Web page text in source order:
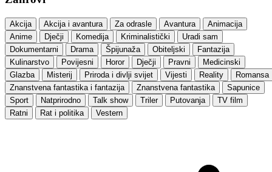
Akcija Akcija i avantura Za odrasle Avantura
Animacija
Anime
Dječji Komedija Kriminalistički
Uradi sam
Dokumentarni
Drama Špijunaža Obiteljski
Fantazija
Kulinarstvo
Povijesni Horor Dječji Pravni
Medicinski
Glazba
Misterij Priroda i divlji svijet Vijesti Reality
Romansa
Znanstvena fantastika i fantazija
Znanstvena fantastika
Sapunice
Sport
Natprirodno Talk show Triler Putovanja
TV film
Ratni
Rat i politika Vestern